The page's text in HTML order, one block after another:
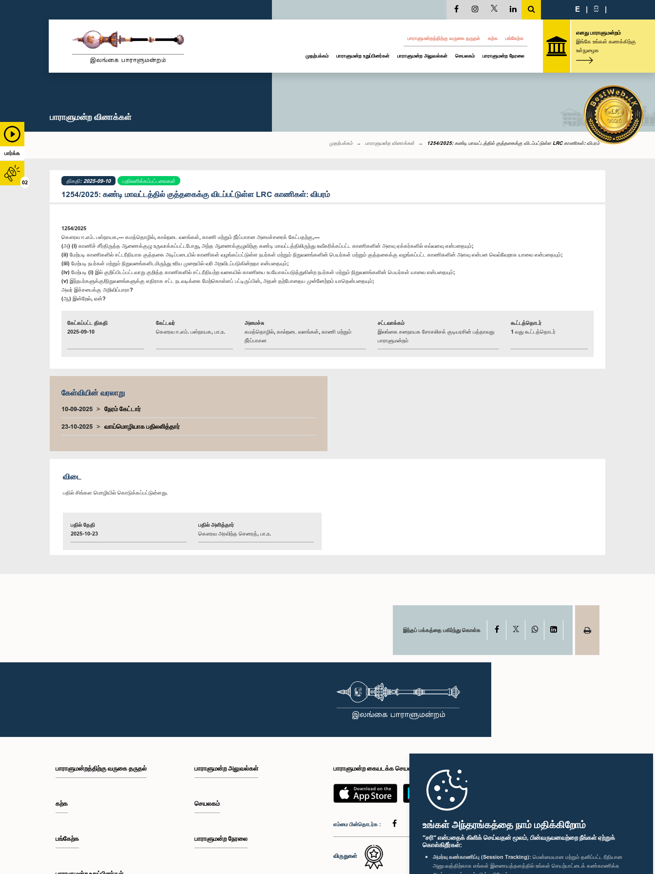
உங்கள் அந்தரங்கத்தை நாம் மதிக்கிறோம்
"சரி" என்பதைக் கிளிக் செய்வதன் மூலம், பின்வருவனவற்றை நீங்கள் ஏற்றுக்
கொள்கிறீர்கள்:
அமர்வு கண்காணிப்பு (Session Tracking): மென்மையான மற்றும் தனிப்பட்ட ரீதியான
அனுபவத்திற்காக எங்கள் இணையத்தளத்தில் உங்கள் செயற்பாட்டைக் கண்காணிக்க
பார்க்க
02
E | සි |
பாராளுமன்றத்திற்கு வருகை தருதல் கற்க பங்கேற்க
முதற்பக்கம் பாராளுமன்ற உறுப்பினர்கள் பாராளுமன்ற அலுவல்கள் செயலகம் பாராளுமன்ற நேரலை
எனது பாராளுமன்றம்
இங்கே உங்கள் கணக்கிற்கு
உள்நுழைக
பாராளுமன்ற வினாக்கள்
முதற்பக்கம் பாராளுமன்ற வினாக்கள் 1254/2025: கண்டி மாவட்டத்தில் குத்தகைக்கு விடப்பட்டுள்ள LRC காணிகள்: விபரம்
திகதி: 2025-09-10 பதிலளிக்கப்பட்டவைகள்
1254/2025: கண்டி மாவட்டத்தில் குத்தகைக்கு விடப்பட்டுள்ள LRC காணிகள்: விபரம்
1254/2025
கௌரவ ஈ.எம். பஸ்நாயக,— கமத்தொழில், கால்நடை வளங்கள், காணி மற்றும் நீர்ப்பாசன அமைச்சரைக் கேட்பதற்கு,—
(அ) (i) காணிச் சீர்திருத்த ஆணைக்குழு உருவாக்கப்பட்டபோது, அந்த ஆணைக்குழுவிற்கு கண்டி மாவட்டத்திலிருந்து சுவீகரிக்கப்பட்ட காணிகளின் அளவு ஏக்கர்களில் எவ்வளவு என்பதையும்;
(ii) மேற்படி காணிகளில் சட்டரீதியாக குத்தகை அடிப்படையில் காணிகள் வழங்கப்பட்டுள்ள நபர்கள் மற்றும் நிறுவனங்களின் பெயர்கள் மற்றும் குத்தகைக்கு வழங்கப்பட்ட காணிகளின் அளவு என்பன வெவ்வேறாக யாவை என்பதையும்;
(iii) மேற்படி நபர்கள் மற்றும் நிறுவனங்களிடமிருந்து உரிய முறையில் வரி அறவிடப்படுகின்றதா என்பதையும்;
(iv) மேற்படி (i) இல் குறிப்பிடப்பட்டவாறு குறித்த காணிகளில் சட்டரீதியற்ற வகையில் காணியை உபயோகப்படுத்துகின்ற நபர்கள் மற்றும் நிறுவனங்களின் பெயர்கள் யாவை என்பதையும்;
(v) இந்நபர்களுக்கு/நிறுவனங்களுக்கு எதிராக சட்ட நடவடிக்கை மேற்கொள்ளப் பட்டிருப்பின், அதன் தற்போதைய முன்னேற்றம் யாதென்பதையும்;
அவர் இச்சபைக்கு அறிவிப்பாரா?
(ஆ) இன்றேல், ஏன்?
கேட்கப்பட்ட திகதி
2025-09-10
கேட்டவர்
கௌரவ ஈ.எம். பஸ்நாயக, பா.உ.
அமைச்சு
கமத்தொழில், கால்நடை வளங்கள், காணி மற்றும்
நீர்ப்பாசன
சட்டவாக்கம்
இலங்கை சனநாயக சோசலிசக் குடியரசின் பத்தாவது
பாராளுமன்றம்
கூட்டத்தொடர்
1 வது கூட்டத்தொடர்
கேள்வியின் வரலாறு
10-09-2025
நேரம் கேட்டார்
23-10-2025
வாய்மொழியாக பதிலளித்தார்
விடை
பதில் சிங்கள மொழியில் கொடுக்கப்பட்டுள்ளது.
பதில் தேதி
2025-10-23
பதில் அளித்தார்
கௌரவ அரவிந்த செனரத், பா.உ.
இந்தப் பக்கத்தை பகிர்ந்து கொள்க Facebook WhatsAppLinkedIn
பாராளுமன்றத்திற்கு வருகை தருதல்
கற்க
பங்கேற்க
பாராளுமன்ற அலுவல்கள்
செயலகம்
பாராளுமன்ற நேரலை
பாராளுமன்ற கையடக்க செயலி
எம்மை பின்தொடர்க :
விருதுகள்